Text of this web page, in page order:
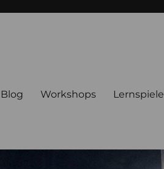
Blog Workshops Lernspiele